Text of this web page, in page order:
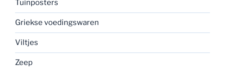
Tuinposters
Griekse voedingswaren
Viltjes
Zeep